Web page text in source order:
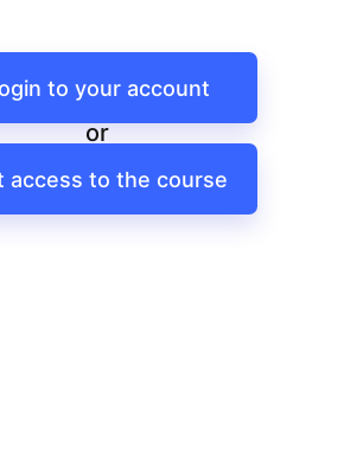
to your account
or
access to the course